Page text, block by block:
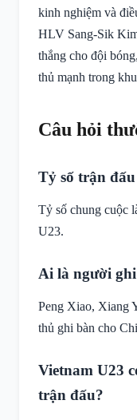
kinh nghiệm và
HLV Sang-Sik
thắng cho đội
thủ mạnh trong
Câu hỏi
Tỷ số trận
Tỷ số chung cuộc
U23.
Ai là người
Peng Xiao, Xiang
thủ ghi bàn cho
Vietnam U23
trận đấu?